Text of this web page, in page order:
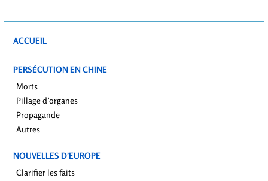
ACCUEIL
PERSÉCUTION EN CHINE
Morts
Pillage d’organes
Propagande
Autres
NOUVELLES D’EUROPE
Clarifier les faits